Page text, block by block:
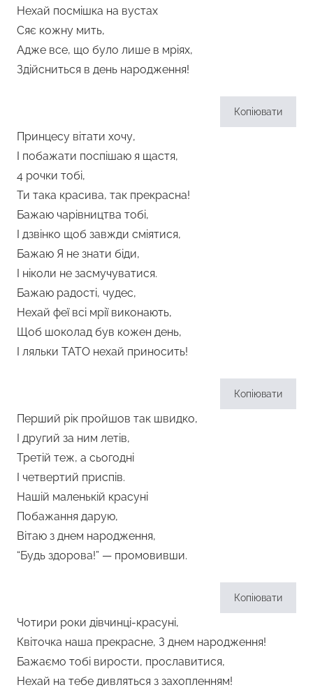
Нехай посмішка на вустах
Сяє кожну мить,
Адже все, що було лише в мріях,
Здійсниться в день народження!
Копіювати
Принцесу вітати хочу,
І побажати поспішаю я щастя,
4 рочки тобі,
Ти така красива, так прекрасна!
Бажаю чарівництва тобі,
І дзвінко щоб завжди сміятися,
Бажаю Я не знати біди,
І ніколи не засмучуватися.
Бажаю радості, чудес,
Нехай феї всі мрії виконають,
Щоб шоколад був кожен день,
І ляльки ТАТО нехай приносить!
Копіювати
Перший рік пройшов так швидко,
І другий за ним летів,
Третій теж, а сьогодні
І четвертий приспів.
Нашій маленькій красуні
Побажання дарую,
Вітаю з днем народження,
“Будь здорова!” — промовивши.
Копіювати
Чотири роки дівчинці-красуні,
Квіточка наша прекрасне, З днем народження!
Бажаємо тобі вирости, прославитися,
Нехай на тебе дивляться з захопленням!